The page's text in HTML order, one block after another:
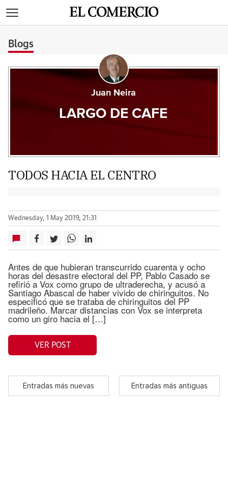
Blogs
Juan Neira
LARGO DE CAFE
TODOS HACIA EL CENTRO
Wednesday, 1 May 2019, 21:31
Antes de que hubieran transcurrido cuarenta y ocho
horas del desastre electoral del PP, Pablo Casado se
refirió a Vox como grupo de ultraderecha, y acusó a
Santiago Abascal de haber vivido de chiringuitos. No
especificó que se trataba de chiringuitos del PP
madrileño. Marcar distancias con Vox se interpreta
como un giro hacia el […]
VER POST
Entradas más nuevas Entradas más antiguas